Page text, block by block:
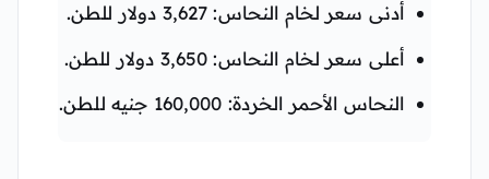
أدنى سعر لخام النحاس: 3,627 دولار للطن.
أعلى سعر لخام النحاس: 3,650 دولار للطن.
النحاس الأحمر الخردة: 160,000 جنيه للطن.